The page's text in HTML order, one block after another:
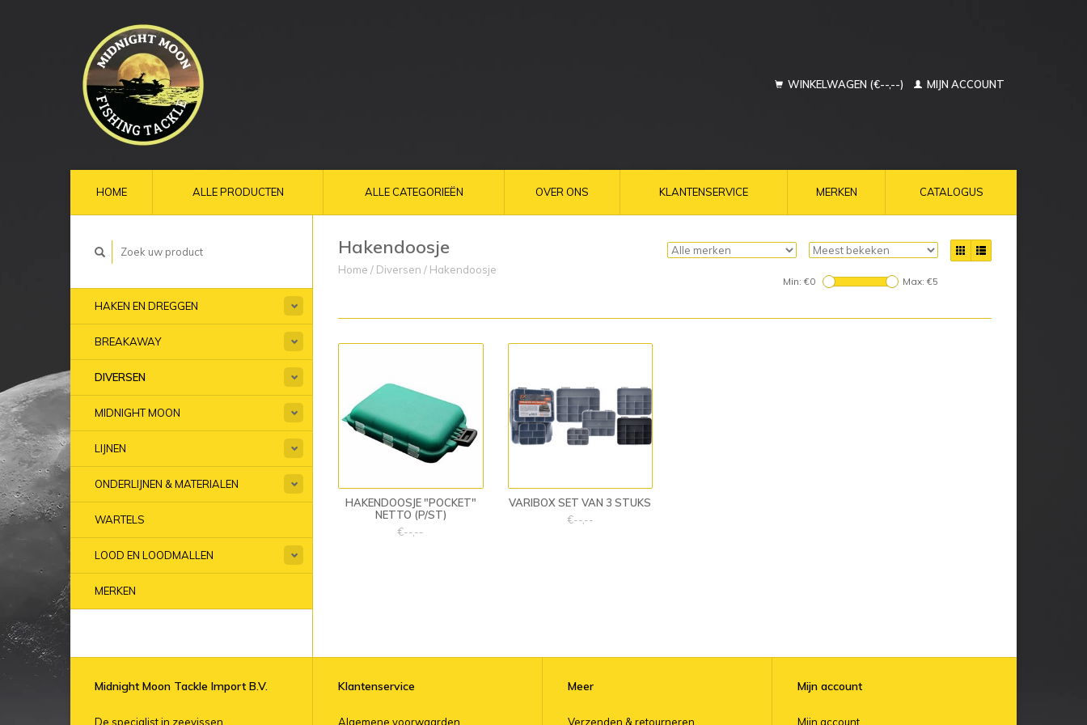
WINKELWAGEN (€--,--) MIJN ACCOUNT
HOME ALLE PRODUCTEN ALLE CATEGORIEËN OVER ONS KLANTENSERVICE MERKEN CATALOGUS
HAKEN EN DREGGEN
BREAKAWAY
DIVERSEN
MIDNIGHT MOON
LIJNEN
ONDERLIJNEN & MATERIALEN
WARTELS
LOOD EN LOODMALLEN
MERKEN
Hakendoosje
Home / Diversen / Hakendoosje
Min: €0 Max: €5
HAKENDOOSJE "POCKET"
NETTO (P/ST)
€--,--
VARIBOX SET VAN 3 STUKS
€--,--
Midnight Moon Tackle Import B.V.
De specialist in zeevissen.
Klantenservice
Algemene voorwaarden
Meer
Verzenden & retourneren
Mijn account
Mijn account